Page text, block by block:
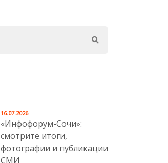
«Инфофорум-Сочи»:
смотрите итоги,
фотографии и публикации
СМИ
16.07.2026